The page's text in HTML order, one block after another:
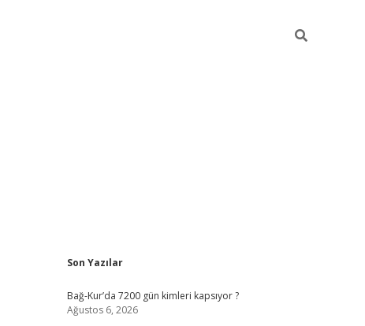
Sidebar
Son Yazılar
Bağ-Kur’da 7200 gün kimleri kapsıyor ?
Ağustos 6, 2026